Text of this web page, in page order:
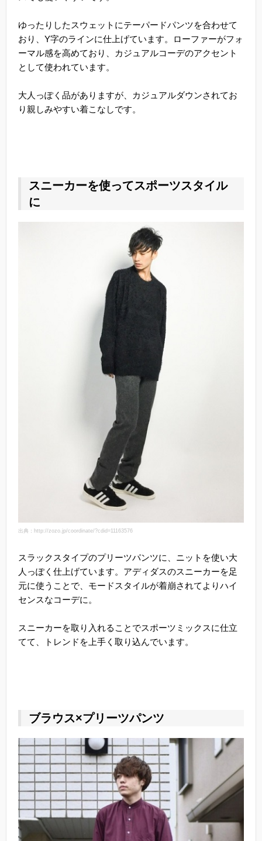
ゆったりしたスウェットにテーパードパンツを合わせて
おり、Y字のラインに仕上げています。ローファーがフォ
ーマル感を高めており、カジュアルコーデのアクセント
として使われています。
大人っぽく品がありますが、カジュアルダウンされてお
り親しみやすい着こなしです。
スニーカーを使ってスポーツスタイル
に
出典：http://zozo.jp/coordinate/?cdid=11163576
スラックスタイプのプリーツパンツに、ニットを使い大
人っぽく仕上げています。アディダスのスニーカーを足
元に使うことで、モードスタイルが着崩されてよりハイ
センスなコーデに。
スニーカーを取り入れることでスポーツミックスに仕立
てて、トレンドを上手く取り込んでいます。
ブラウス×プリーツパンツ